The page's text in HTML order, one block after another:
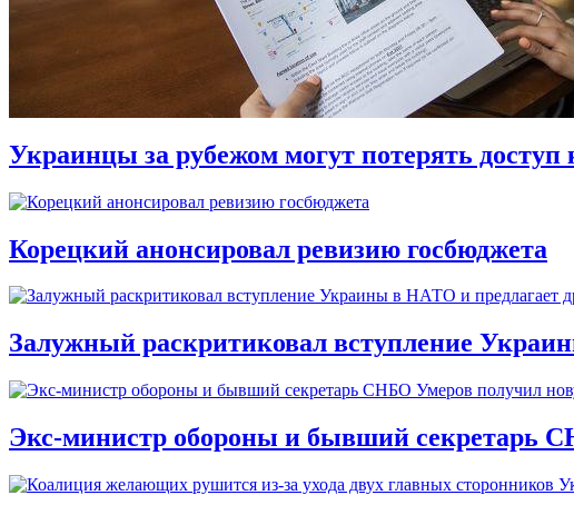
Украинцы за рубежом могут потерять
Корецкий анонсировал ревизию госбюджета
Залужный раскритиковал вступление
Экс-министр обороны и бывший секретарь